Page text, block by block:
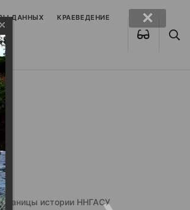
ДАННЫХ КРАЕВЕДЕНИЕ
истории ННГАСУ